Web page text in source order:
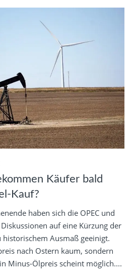
Käufer bald
Kauf?
haben sich die OPEC und
auf eine Kürzung der
Ausmaß geeinigt.
nach Ostern kaum, sondern
Minus-Ölpreis scheint möglich....